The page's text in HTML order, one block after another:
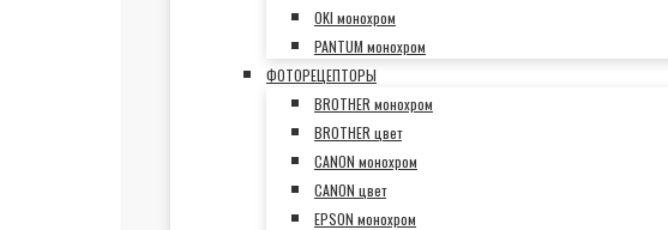
OKI монохром
PANTUM монохром
ФОТОРЕЦЕПТОРЫ
BROTHER монохром
BROTHER цвет
CANON монохром
CANON цвет
EPSON монохром